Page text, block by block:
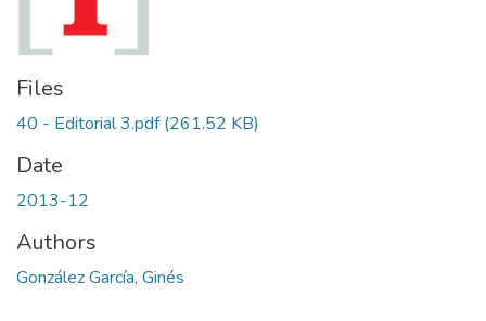
Files
40 - Editorial 3.pdf(261.52 KB)
Date
2013-12
Authors
González García, Ginés